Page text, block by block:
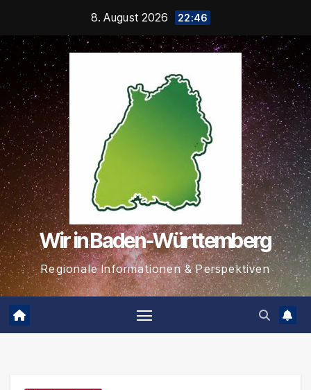
springen
8. August 2026 22:46
Wir in Baden-Württemberg
Regionale Informationen & Perspektiven